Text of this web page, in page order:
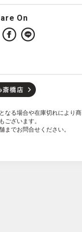
On
なる場合や在庫切れにより商
ございます。
までお問合せください。